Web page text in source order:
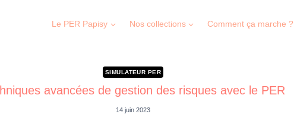
Le PER Papisy Nos collections Comment ça marche ?
SIMULATEUR PER
avancées de gestion des risques avec le PER
14 juin 2023